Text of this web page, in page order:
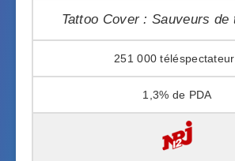
Tattoo Cover : Sauveurs de
251 000
1,3%